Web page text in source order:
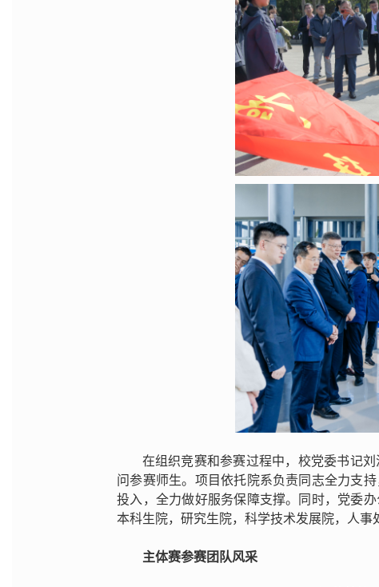
在组织竞赛和参赛过程中，校党委书记
问参赛师生。项目依托院系负责同志全力支
投入，全力做好服务保障支撑。同时，党委
本科生院，研究生院，科学技术发展院，人事
主体赛参赛团队风采